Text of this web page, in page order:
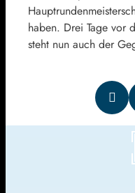
haben. Drei Tage vor
steht nun auch der